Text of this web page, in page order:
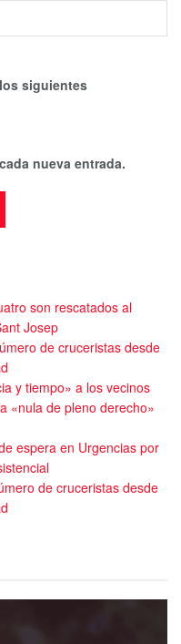
siguientes
nueva entrada.
son rescatados al
Josep
de cruceristas desde
y tiempo» a los vecinos
«nula de pleno derecho»
espera en Urgencias por
de cruceristas desde